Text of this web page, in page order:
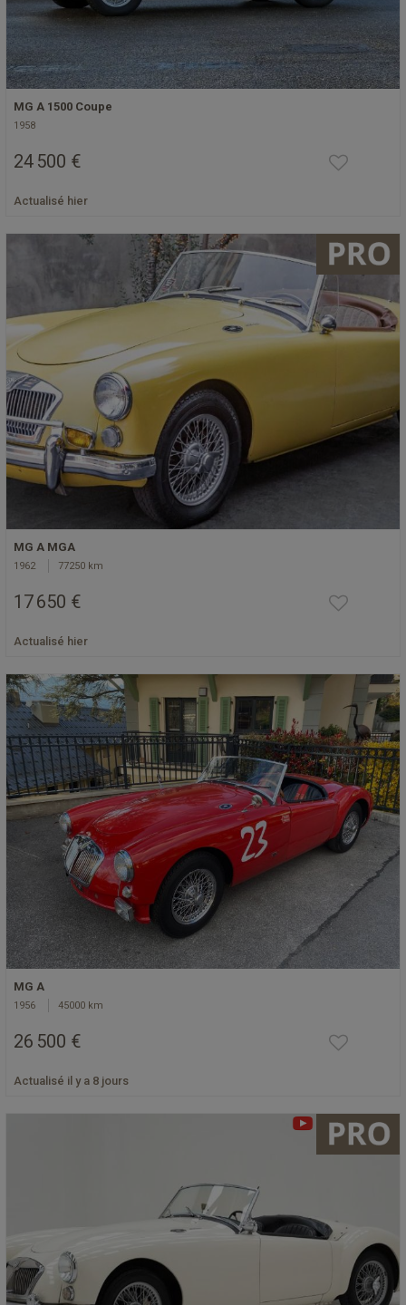
MG A 1500 Coupe
1958
24 500 €
Actualisé hier
MG A MGA
1962 77250 km
17 650 €
Actualisé hier
MG A
1956 45000 km
26 500 €
Actualisé il y a 8 jours